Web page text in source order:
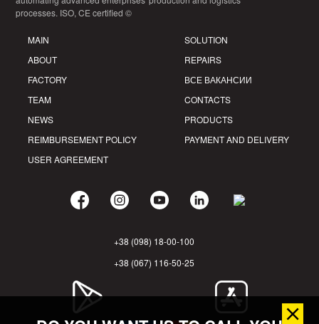
processes. ISO, CE certified ©
MAIN
ABOUT
FACTORY
TEAM
NEWS
REIMBURSEMENT POLICY
USER AGREEMENT
SOLUTION
REPAIRS
ВСЕ ВАКАНСИИ
CONTACTS
PRODUCTS
PAYMENT AND DELIVERY
+38 (098) 18-00-100
+38 (067) 116-50-25